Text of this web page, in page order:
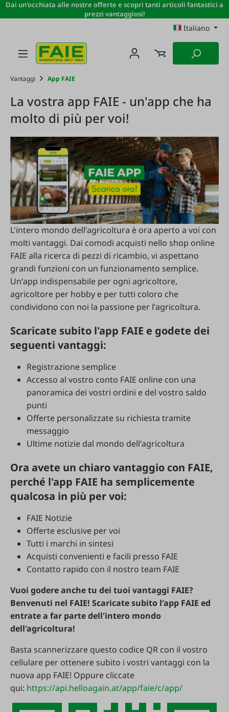
Passa al contenuto principale
Dai un'occhiata alle nostre offerte e scopri tanti articoli fantastici a
prezzi vantaggiosi!
Italiano
Vantaggi App FAIE
La vostra app FAIE - un'app che ha
molto di più per voi!
L'intero mondo dell'agricoltura è ora aperto a voi con
molti vantaggi. Dai comodi acquisti nello shop online
FAIE alla ricerca di pezzi di ricambio, vi aspettano
grandi funzioni con un funzionamento semplice.
Un'app indispensabile per ogni agricoltore,
agricoltore per hobby e per tutti coloro che
condividono con noi la passione per l'agricoltura.
Scaricate subito l'app FAIE e godete dei
seguenti vantaggi:
Registrazione semplice
Accesso al vostro conto FAIE online con una
panoramica dei vostri ordini e del vostro saldo
punti
Offerte personalizzate su richiesta tramite
messaggio
Ultime notizie dal mondo dell'agricoltura
Ora avete un chiaro vantaggio con FAIE,
perché l'app FAIE ha semplicemente
qualcosa in più per voi:
FAIE Notizie
Offerte esclusive per voi
Tutti i marchi in sintesi
Acquisti convenienti e facili presso FAIE
Contatto rapido con il nostro team FAIE
Vuoi godere anche tu dei tuoi vantaggi FAIE?
Benvenuti nel FAIE! Scaricate subito l'app FAIE ed
entrate a far parte dell'intero mondo
dell'agricoltura!
Basta scannerizzare questo codice QR con il vostro
cellulare per ottenere subito i vostri vantaggi con la
nuova app FAIE! Oppure cliccate
qui: https://api.helloagain.at/app/faie/c/app/